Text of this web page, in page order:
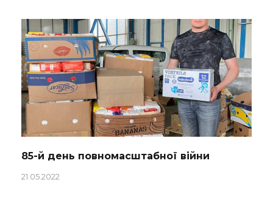
85-й день повномасштабної війни
21.05.2022